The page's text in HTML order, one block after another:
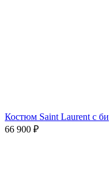
Костюм Saint Laurent с
66 900 ₽